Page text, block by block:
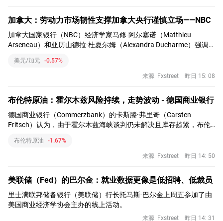
加拿大：劳动力市场韧性支撑加拿大央行谨慎立场——NBC
加拿大国家银行（NBC）经济学家马修-阿尔塞诺（Matthieu
Arseneau）和亚历山德拉-杜夏尔姆（Alexandra Ducharme）强调
率下降，私营部门招聘更强劲。
美元/加元 -0.57%
来源 Fxstreet 昨日 15: 08
布伦特原油：霍尔木兹风险持续，走势波动 - 德国商业银行
德国商业银行（Commerzbank）的卡斯滕·弗里奇（Carsten
Fritsch）认为，由于霍尔木兹海峡谈判仍未解决且库存趋紧，布伦
布伦特原油 -1.67%
来源 Fxstreet 昨日 14: 50
美联储（Fed）的巴尔金：就业数据更像是低招聘、低裁员
里士满联邦储备银行（美联储）行长托马斯-巴尔金上周五参加了由
美国商业经济学协会主办的线上活动。
来源 Fxstreet 昨日 14: 31